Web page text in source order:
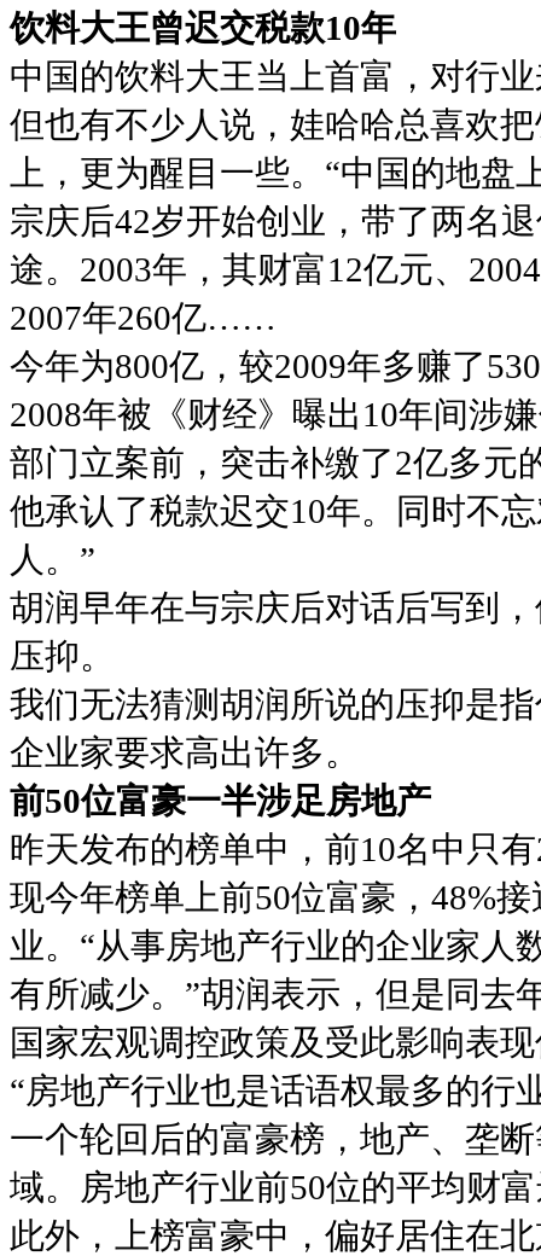
饮料大王曾迟交税款10年
中国的饮料大王当上首富，对行
但也有不少人说，娃哈哈总喜欢
上，更为醒目一些。“中国的地
宗庆后42岁开始创业，带了两名
途。2003年，其财富12亿元、
2007年260亿……
今年为800亿，较2009年多赚了
2008年被《财经》曝出10年间涉
部门立案前，突击补缴了2亿多元
他承认了税款迟交10年。同时不
人。”
胡润早年在与宗庆后对话后写到
压抑。
我们无法猜测胡润所说的压抑是
企业家要求高出许多。
前50位富豪一半涉足房地产
昨天发布的榜单中，前10名中只
现今年榜单上前50位富豪，48%
业。“从事房地产行业的企业家人
有所减少。”胡润表示，但是同去
国家宏观调控政策及受此影响表
“房地产行业也是话语权最多的行
一个轮回后的富豪榜，地产、垄
域。房地产行业前50位的平均财
此外，上榜富豪中，偏好居住在